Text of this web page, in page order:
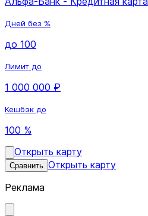
Дней без %
до 100
Лимит до
1 000 000 ₽
Кешбэк до
100 %
Открыть карту
Сравнить Открыть карту
Реклама